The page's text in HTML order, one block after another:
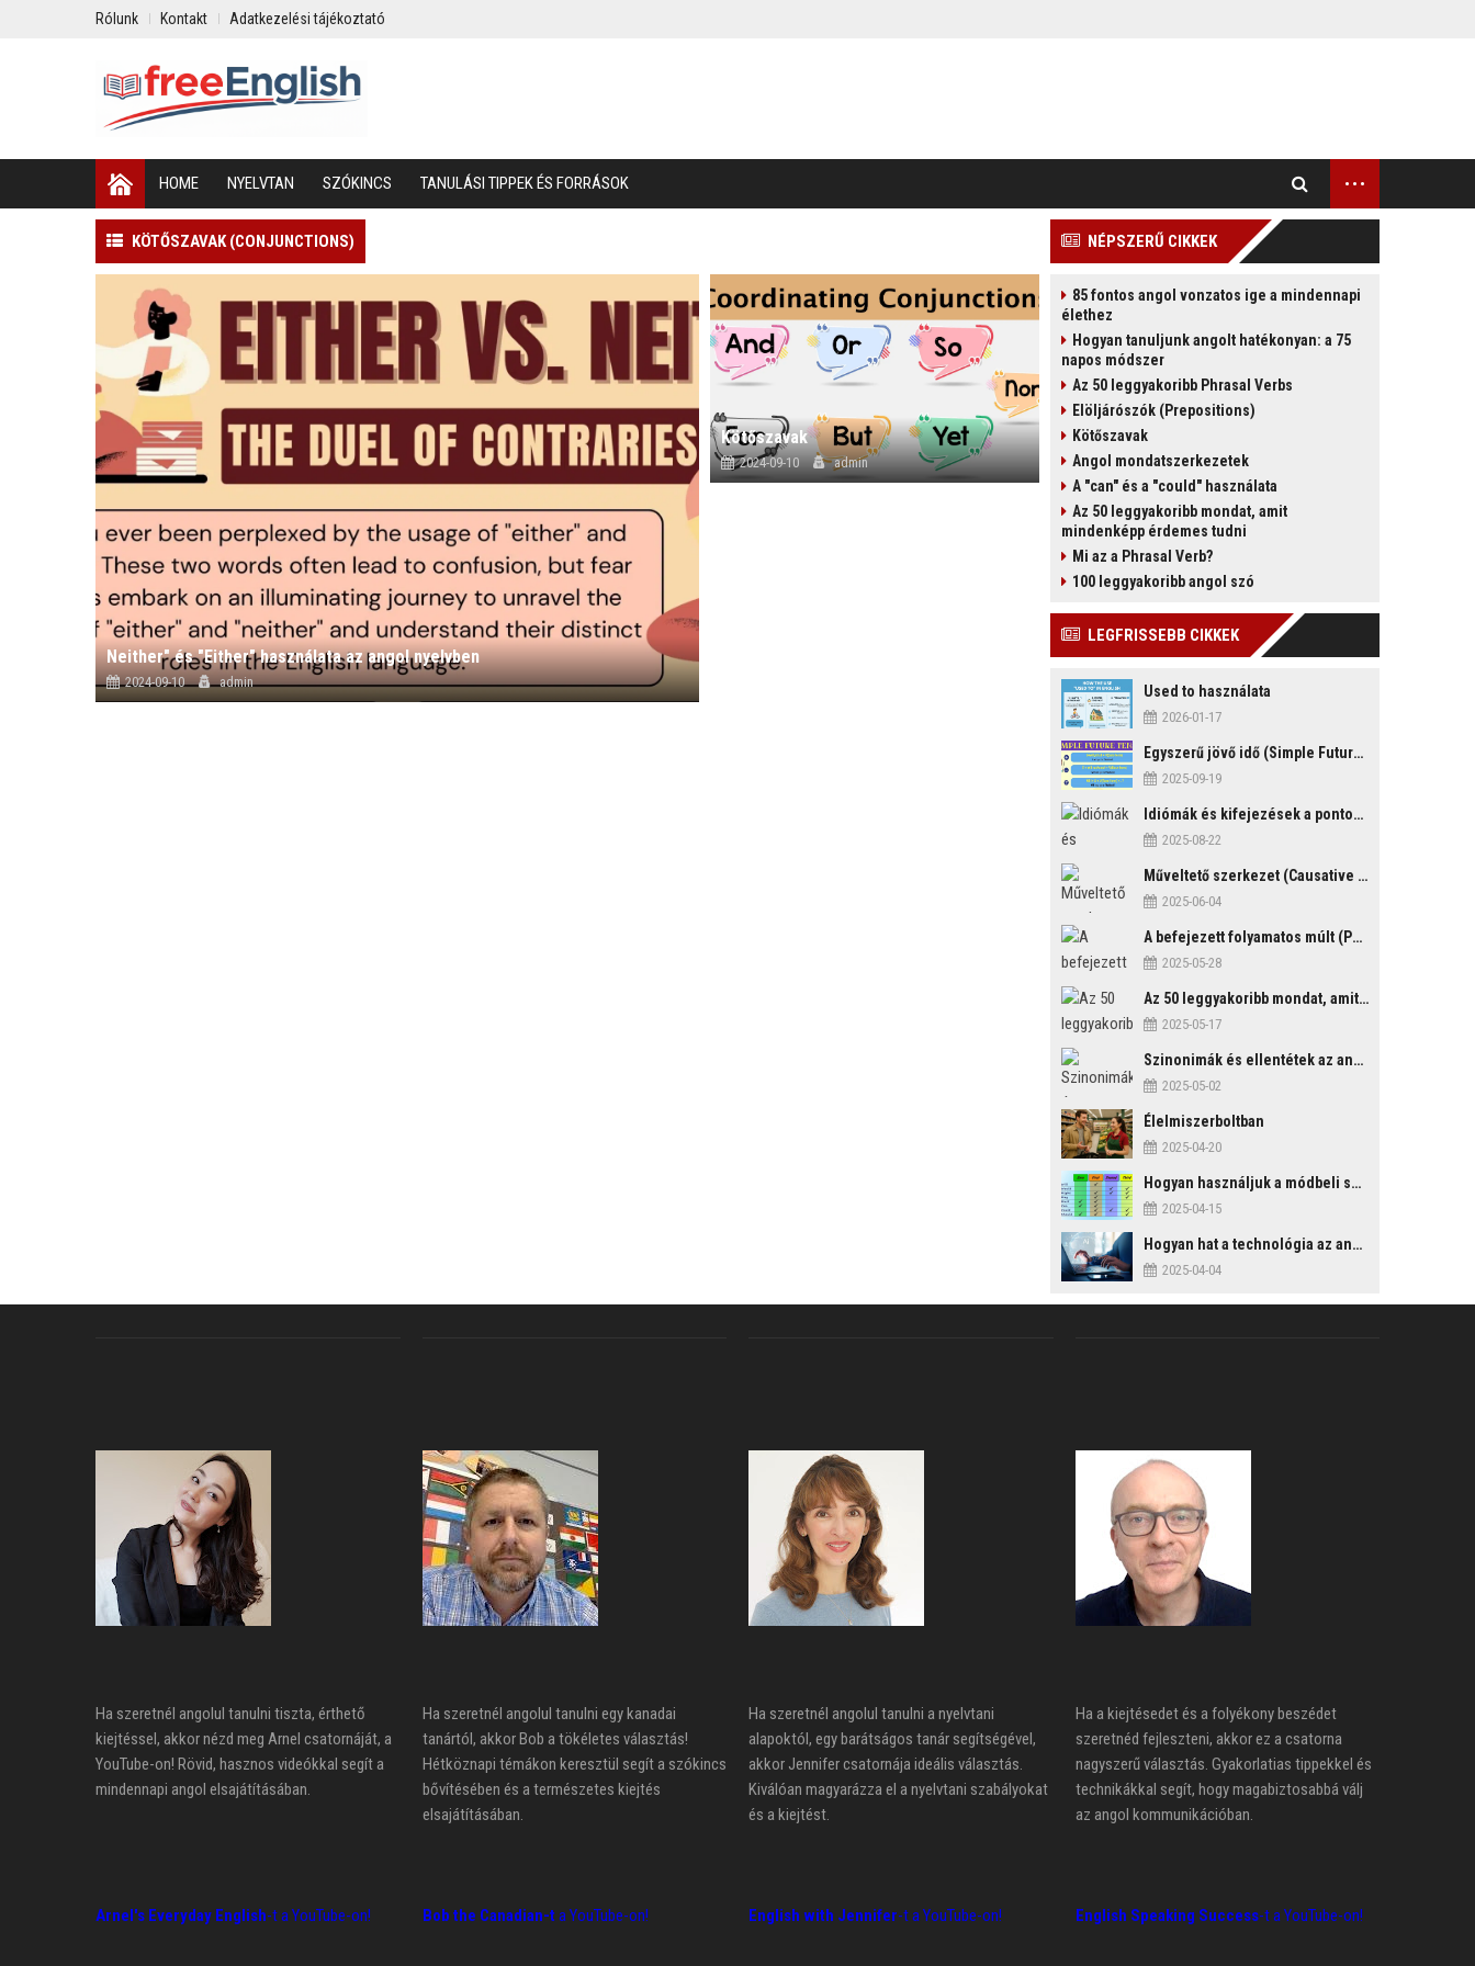
Rólunk Kontakt Adatkezelési tájékoztató
HOME NYELVTAN SZÓKINCS TANULÁSI TIPPEK ÉS FORRÁSOK ...
KÖTŐSZAVAK (CONJUNCTIONS)
Neither" és "Either" használata az angol nyelvben
2024-09-10 admin
Kötőszavak
2024-09-10 admin
NÉPSZERŰ CIKKEK
85 fontos angol vonzatos ige a mindennapi
élethez
Hogyan tanuljunk angolt hatékonyan: a 75
napos módszer
Az 50 leggyakoribb Phrasal Verbs
Elöljárószók (Prepositions)
Kötőszavak
Angol mondatszerkezetek
A "can" és a "could" használata
Az 50 leggyakoribb mondat, amit
mindenképp érdemes tudni
Mi az a Phrasal Verb?
100 leggyakoribb angol szó
LEGFRISSEBB CIKKEK
Used to használata
2026-01-17
Egyszerű jövő idő (Simple Future Tense)
2025-09-19
Idiómák és kifejezések a pontosság és késés témakörében
2025-08-22
Műveltető szerkezet (Causative Mood)
2025-06-04
A befejezett folyamatos múlt (Past Perfect Continuous Tense)
2025-05-28
Az 50 leggyakoribb mondat, amit mindenképp érdemes tudni
2025-05-17
Szinonimák és ellentétek az angol nyelvben
2025-05-02
Élelmiszerboltban
2025-04-20
Hogyan használjuk a módbeli segédigéket a feltételes mondatszerkezetekben?
2025-04-15
Hogyan hat a technológia az angol tanulási folyamatokra?
2025-04-04
Ha szeretnél angolul tanulni tiszta, érthető
kiejtéssel, akkor nézd meg Arnel csatornáját, a
YouTube-on! Rövid, hasznos videókkal segít a
mindennapi angol elsajátításában.
Arnel's Everyday English-t a YouTube-on!
Ha szeretnél angolul tanulni egy kanadai
tanártól, akkor Bob a tökéletes választás!
Hétköznapi témákon keresztül segít a szókincs
bővítésében és a természetes kiejtés
elsajátításában.
Bob the Canadian-t a YouTube-on!
Ha szeretnél angolul tanulni a nyelvtani
alapoktól, egy barátságos tanár segítségével,
akkor Jennifer csatornája ideális választás.
Kiválóan magyarázza el a nyelvtani szabályokat
és a kiejtést.
English with Jennifer-t a YouTube-on!
Ha a kiejtésedet és a folyékony beszédet
szeretnéd fejleszteni, akkor ez a csatorna
nagyszerű választás. Gyakorlatias tippekkel és
technikákkal segít, hogy magabiztosabbá válj
az angol kommunikációban.
English Speaking Success-t a YouTube-on!